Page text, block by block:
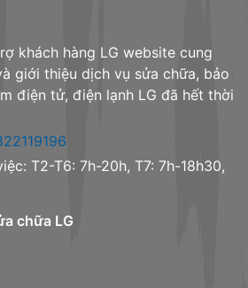
khách hàng LG website cung
giới thiệu dịch vụ sửa chữa, bảo
điện tử, điện lạnh LG đã hết thời
T2-T6: 7h-20h, T7: 7h-18h30,
chữa LG